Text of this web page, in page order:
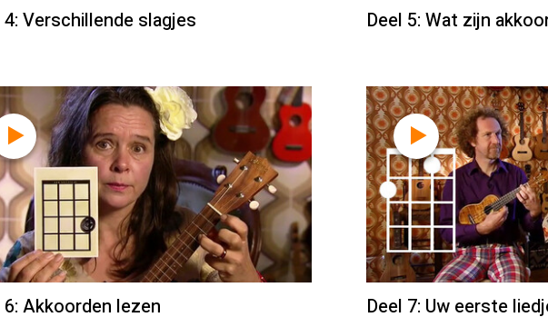
4: Verschillende slagjes Deel 5: Wat zijn
6: Akkoorden lezen Deel 7: Uw eerste